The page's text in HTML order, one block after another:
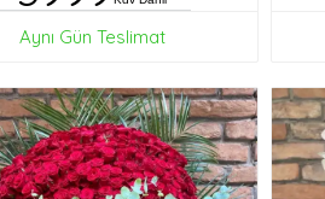
Aynı Gün Teslimat